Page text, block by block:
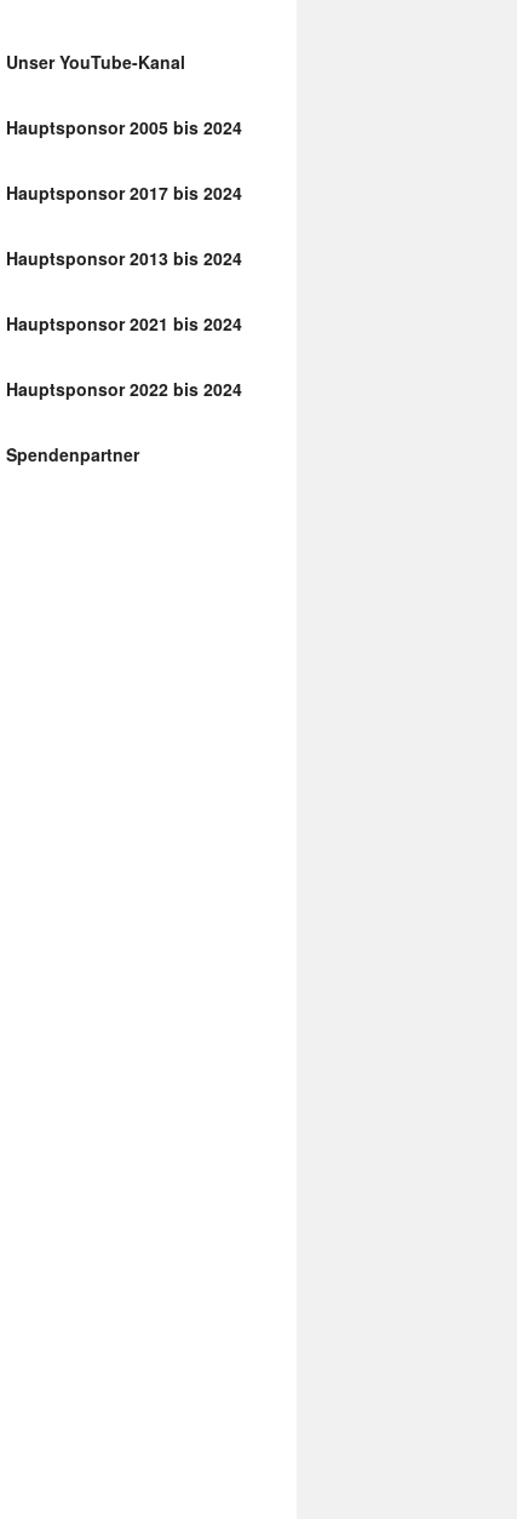
Unser YouTube-Kanal
Hauptsponsor 2005 bis 2024
Hauptsponsor 2017 bis 2024
Hauptsponsor 2013 bis 2024
Hauptsponsor 2021 bis 2024
Hauptsponsor 2022 bis 2024
Spendenpartner